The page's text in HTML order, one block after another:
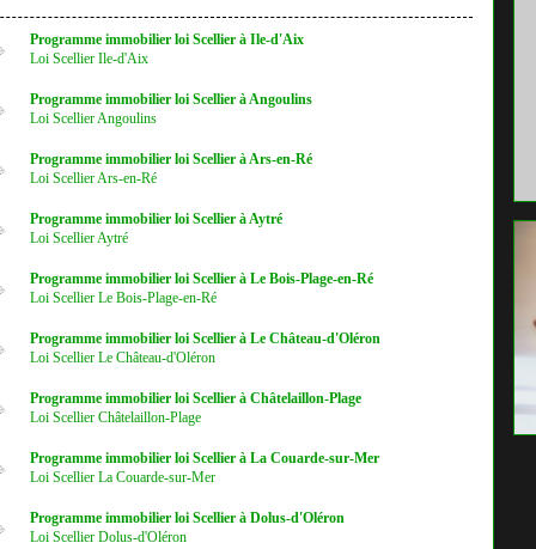
Programme immobilier loi Scellier à Ile-d'Aix
Loi Scellier Ile-d'Aix
Programme immobilier loi Scellier à Angoulins
Loi Scellier Angoulins
Programme immobilier loi Scellier à Ars-en-Ré
Loi Scellier Ars-en-Ré
Programme immobilier loi Scellier à Aytré
Loi Scellier Aytré
Programme immobilier loi Scellier à Le Bois-Plage-en-Ré
Loi Scellier Le Bois-Plage-en-Ré
Programme immobilier loi Scellier à Le Château-d'Oléron
Loi Scellier Le Château-d'Oléron
Programme immobilier loi Scellier à Châtelaillon-Plage
Loi Scellier Châtelaillon-Plage
Programme immobilier loi Scellier à La Couarde-sur-Mer
Loi Scellier La Couarde-sur-Mer
Programme immobilier loi Scellier à Dolus-d'Oléron
Loi Scellier Dolus-d'Oléron